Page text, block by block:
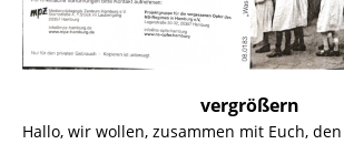
vergrößern
Hallo, wir wollen, zusammen mit Euch,